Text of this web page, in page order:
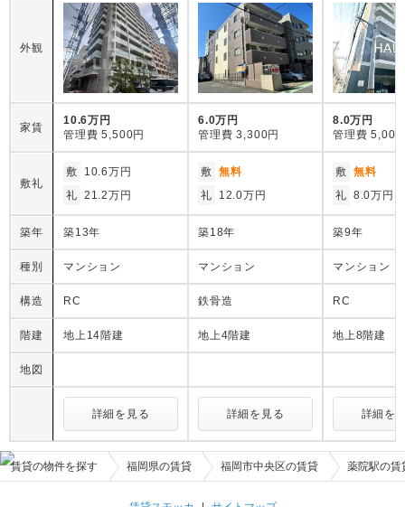
外観
家賃
10.6万円
管理費 5,500円
6.0万円
管理費 3,300円
8.0万円
管理費 5,000
敷礼
敷
10.6万円
礼 21.2万円
敷 無料
礼
12.0万円
敷 無料
礼 8.0万円
築年 築13年 築18年 築9年
種別 マンション マンション マンション
構造 RC 鉄骨造 RC
階建 地上14階建 地上4階建 地上8階建
地図
詳細を見る 詳細を見る 詳細を
賃貸の物件を探す 福岡県の賃貸 福岡市中央区の賃貸 薬院駅の賃